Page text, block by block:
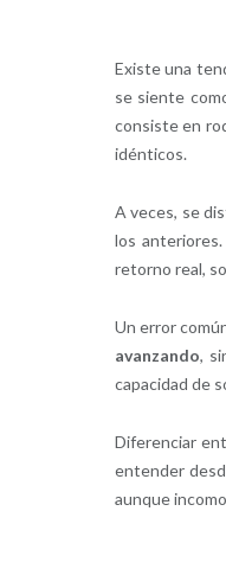
Existe una
se siente
consiste en
idénticos.
A veces, se
los
retorno real,
Un error
avanzando,
capacidad de
Diferenciar
entender
aunque